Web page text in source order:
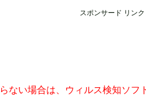
スポンサード リンク
ない場合は、ウィルス検知ソ